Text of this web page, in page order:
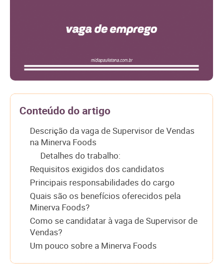
Conteúdo do artigo
Descrição da vaga de Supervisor de Vendas
na Minerva Foods
Detalhes do trabalho:
Requisitos exigidos dos candidatos
Principais responsabilidades do cargo
Quais são os benefícios oferecidos pela
Minerva Foods?
Como se candidatar à vaga de Supervisor de
Vendas?
Um pouco sobre a Minerva Foods